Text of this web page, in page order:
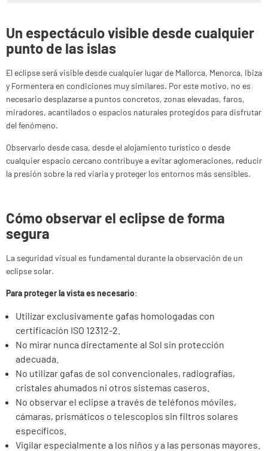
Un espectáculo visible desde cualquier
punto de las islas
El eclipse será visible desde cualquier lugar de Mallorca, Menorca, Ibiza
y Formentera en condiciones muy similares. Por este motivo, no es
necesario desplazarse a puntos concretos, zonas elevadas, faros,
miradores, acantilados o espacios naturales protegidos para disfrutar
del fenómeno.
Observarlo desde casa, desde el alojamiento turístico o desde
cualquier espacio cercano contribuye a evitar aglomeraciones, reducir
la presión sobre la red viaria y proteger los entornos más sensibles.
Cómo observar el eclipse de forma
segura
La seguridad visual es fundamental durante la observación de un
eclipse solar.
Para proteger la vista es necesario:
Utilizar exclusivamente gafas homologadas con
certificación ISO 12312-2.
No mirar nunca directamente al Sol sin protección
adecuada.
No utilizar gafas de sol convencionales, radiografías,
cristales ahumados ni otros sistemas caseros.
No observar el eclipse a través de teléfonos móviles,
cámaras, prismáticos o telescopios sin filtros solares
específicos.
Vigilar especialmente a los niños y a las personas mayores.